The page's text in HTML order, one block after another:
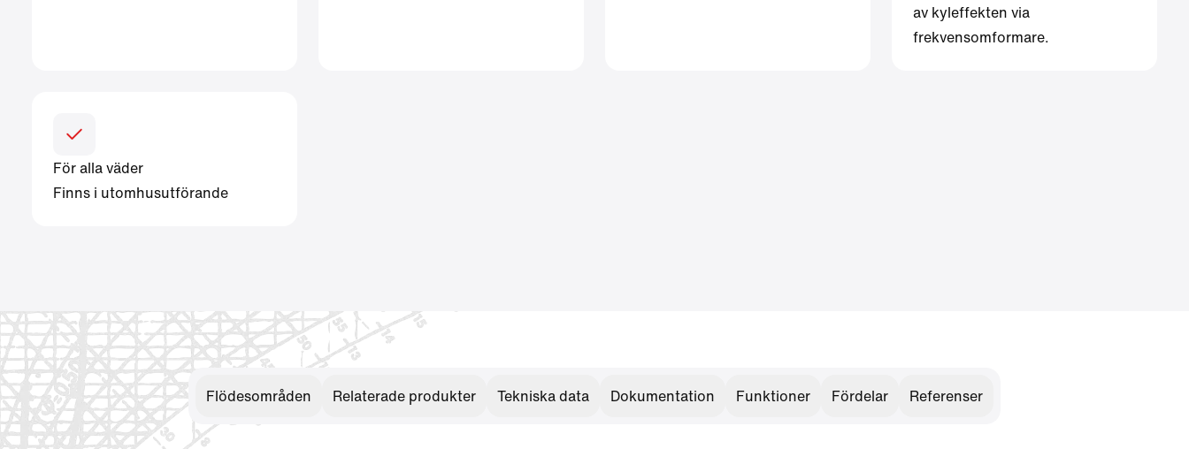
av kyleffekten via
frekvensomformare.
För alla väder
Finns i utomhusutförande
Flödesområden Relaterade produkter Tekniska data Dokumentation Funktioner Fördelar Referenser